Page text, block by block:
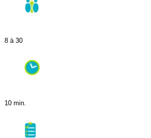
8 à 30
10 min.